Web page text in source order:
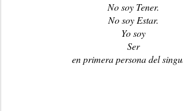
No soy Tener.
No soy Estar.
Yo soy
Ser
en primera persona del